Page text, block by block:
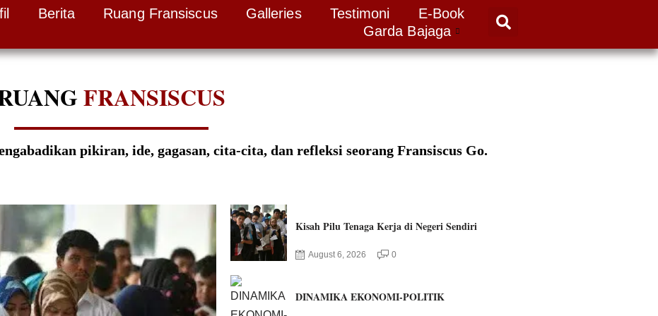
Berita Ruang Fransiscus Galleries Testimoni
E-Book
Garda Bajaga
FRANSISCUS
pikiran, ide, gagasan, cita-cita, dan refleksi seorang Fransiscus Go.
Kisah Pilu Tenaga Kerja di Negeri Sendiri
August 6, 2026 0
DINAMIKA EKONOMI-POLITIK